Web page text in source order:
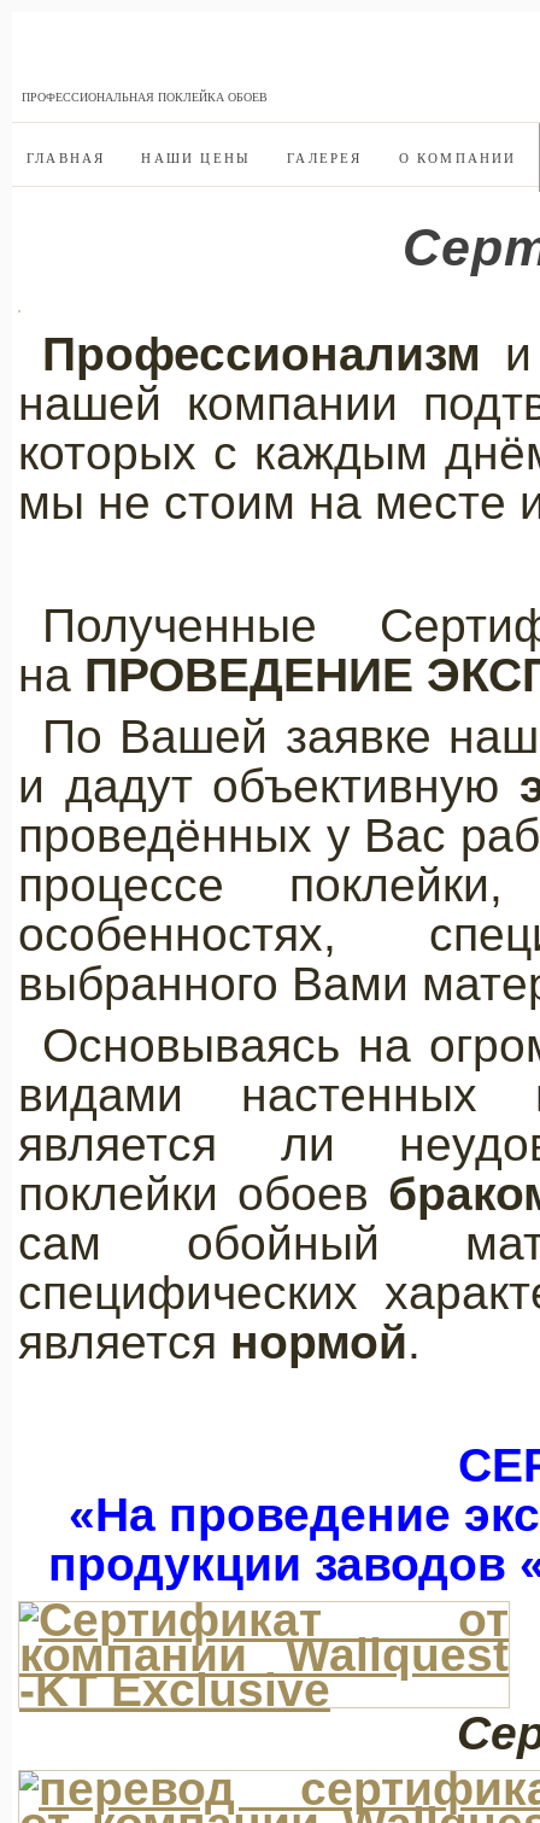
ПРОФЕССИОНАЛЬНАЯ ПОКЛЕЙКА ОБОЕВ
ГЛАВНАЯ НАШИ ЦЕНЫ ГАЛЕРЕЯ О КОМПАНИИ
Профессионализм
нашей компании
которых с каждым
мы не стоим на месте
Полученные
на ПРОВЕДЕНИЕ
По Вашей заявке
и дадут объективную
проведённых у Вас
процессе
особенностях,
выбранного Вами
Основываясь на
видами настенных
является ли
поклейки обоев
сам обойный
специфических
является нормой.
«На проведение
продукции заводов